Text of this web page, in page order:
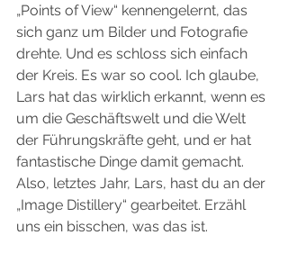
„Points of View“ kennengelernt, das
sich ganz um Bilder und Fotografie
drehte. Und es schloss sich einfach
der Kreis. Es war so cool. Ich glaube,
Lars hat das wirklich erkannt, wenn es
um die Geschäftswelt und die Welt
der Führungskräfte geht, und er hat
fantastische Dinge damit gemacht.
Also, letztes Jahr, Lars, hast du an der
„Image Distillery“ gearbeitet. Erzähl
uns ein bisschen, was das ist.